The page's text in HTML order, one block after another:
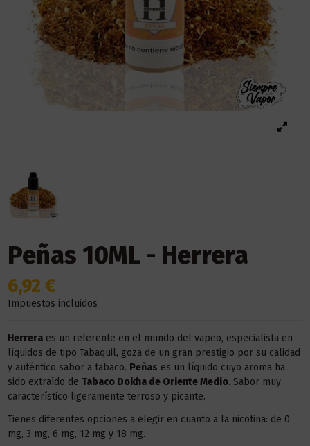
Peñas 10ML - Herrera
6,92 €
Impuestos incluidos
Herreraes un referente en el mundo del vapeo, especialista en
líquidos de tipo Tabaquil, goza de un gran prestigio por su calidad
y auténtico sabor a tabaco. Peñas es un líquido cuyo aroma ha
sido extraído de Tabaco Dokha de Oriente Medio. Sabor muy
característico ligeramente terroso y picante.
Tienes diferentes opciones a elegir en cuanto a la nicotina: de 0
mg, 3 mg, 6 mg, 12 mg y 18 mg.